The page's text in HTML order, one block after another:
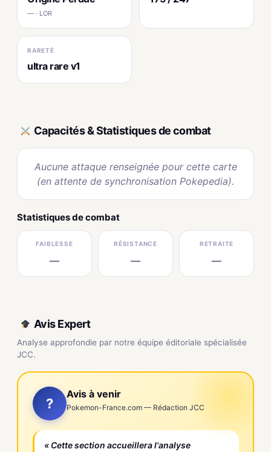
— · LOR
RARETÉ
ultra rare v1
Capacités & Statistiques de combat
Aucune attaque renseignée pour cette carte
(en attente de synchronisation Pokepedia).
Statistiques de combat
FAIBLESSE
—
RÉSISTANCE
—
RETRAITE
—
Avis Expert
Analyse approfondie par notre équipe éditoriale spécialisée
JCC.
?
Avis à venir
Pokemon-France.com — Rédaction JCC
« Cette section accueillera l'analyse